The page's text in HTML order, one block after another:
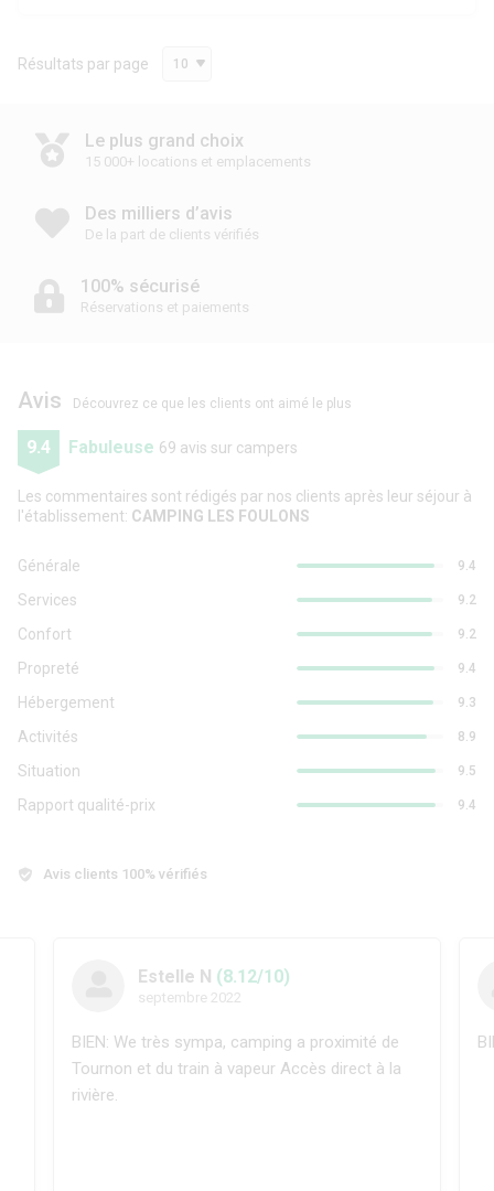
Résultats par page 10
Le plus grand choix
15 000+ locations et emplacements
Des milliers d’avis
De la part de clients vérifiés
100% sécurisé
Réservations et paiements
Avis Découvrez ce que les clients ont aimé le plus
9.4 Fabuleuse 69 avis sur campers
Les commentaires sont rédigés par nos clients après leur séjour à
l'établissement: CAMPING LES FOULONS
Générale 9.4
Services 9.2
Confort 9.2
Propreté 9.4
Hébergement 9.3
Activités 8.9
Situation 9.5
Rapport qualité-prix 9.4
Avis clients 100% vérifiés
Estelle N (8.12/10)
septembre 2022
BIEN: We très sympa, camping a proximité de
Tournon et du train à vapeur Accès direct à la
rivière.